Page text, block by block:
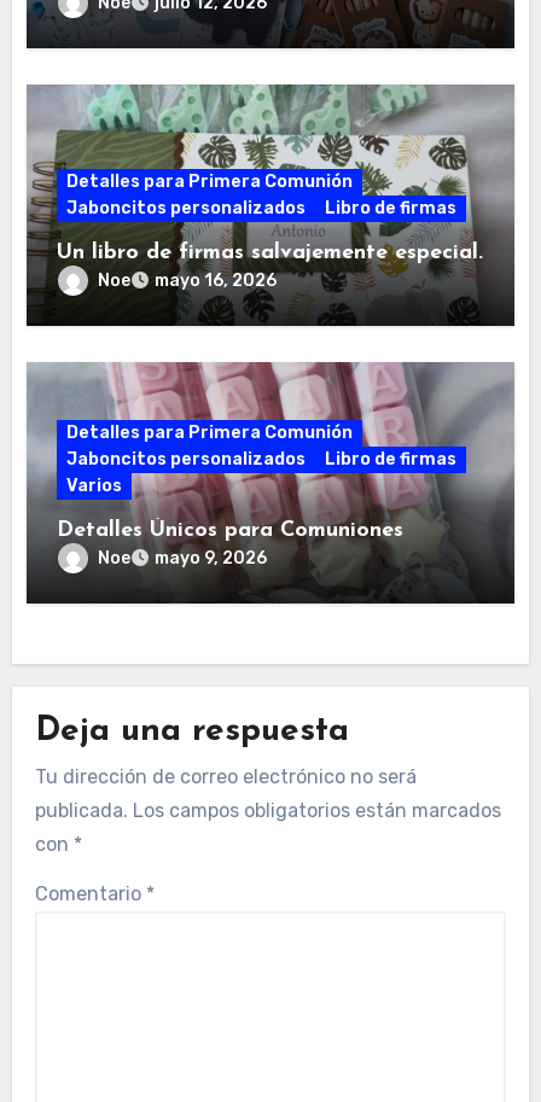
Detalles para Primera Comunión
Jaboncitos personalizados
Libro de firmas
Un libro de firmas salvajemente especial.
Noe mayo 16, 2026
Detalles para Primera Comunión
Jaboncitos personalizados
Libro de firmas
Varios
Detalles Únicos para Comuniones
Noe mayo 9, 2026
Deja una respuesta
Tu dirección de correo electrónico no será
publicada. Los campos obligatorios están marcados
con *
Comentario *